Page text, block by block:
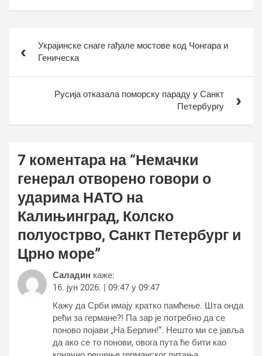
чланкаУкрајинске снаге гађале мостове код Чонгара и
Геническа
Русија отказала поморску параду у Санкт
Петербургу
7 коментара на “Немачки
генерал отворено говори о
ударима НАТО на
Калињинград, Колско
полуострво, Санкт Петербург и
Црно море”
Саладин каже:
16. јун 2026. | 09:47 у 09:47
Кажу да Срби имају кратко памћење. Шта онда
рећи за германе?! Па зар је потребно да се
поново појави „На Берлин!“. Нешто ми се јавља
да ако се то понови, овога пута ће бити као